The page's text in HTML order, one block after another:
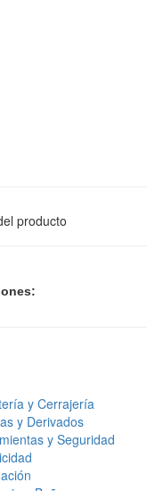
producto
y Cerrajería
y Derivados
y Seguridad